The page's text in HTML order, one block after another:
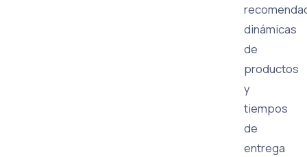
dinámicas
de
productos
y
tiempos
de
entrega